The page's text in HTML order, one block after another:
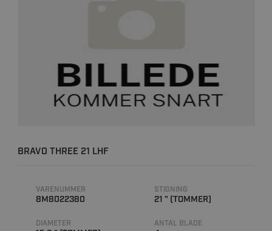
BRAVO THREE 21 LHF
VARENUMMER
8M8022380
STIGNING
21 " (TOMMER)
DIAMETER ANTAL BLADE